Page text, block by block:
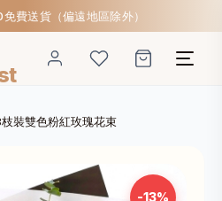
費送貨（偏遠地區除外）
枝裝雙色粉紅玫瑰花束
-13%